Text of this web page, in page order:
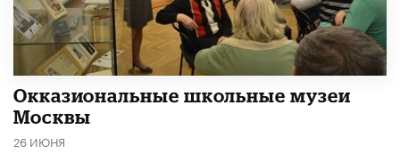
​Окказиональные школьные музеи
Москвы
26 ИЮНЯ